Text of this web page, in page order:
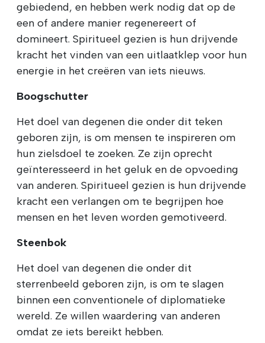
gebiedend, en hebben werk nodig dat op de
een of andere manier regenereert of
domineert. Spiritueel gezien is hun drijvende
kracht het vinden van een uitlaatklep voor hun
energie in het creëren van iets nieuws.
Boogschutter
Het doel van degenen die onder dit teken
geboren zijn, is om mensen te inspireren om
hun zielsdoel te zoeken. Ze zijn oprecht
geïnteresseerd in het geluk en de opvoeding
van anderen. Spiritueel gezien is hun drijvende
kracht een verlangen om te begrijpen hoe
mensen en het leven worden gemotiveerd.
Steenbok
Het doel van degenen die onder dit
sterrenbeeld geboren zijn, is om te slagen
binnen een conventionele of diplomatieke
wereld. Ze willen waardering van anderen
omdat ze iets bereikt hebben.